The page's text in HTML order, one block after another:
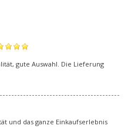
gute Auswahl. Die Lieferung
und das ganze Einkaufserlebnis